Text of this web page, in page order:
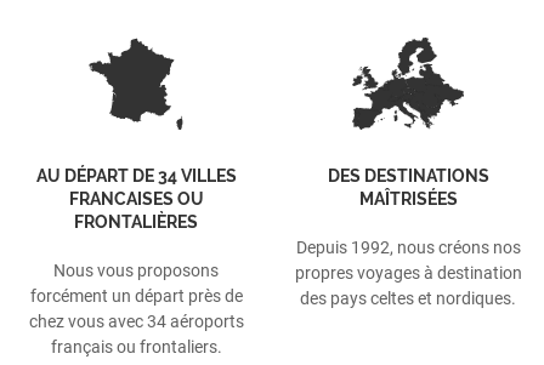
AU DÉPART DE 34 VILLES
FRANCAISES OU
FRONTALIÈRES
Nous vous proposons
forcément un départ près de
chez vous avec 34 aéroports
français ou frontaliers.
DES DESTINATIONS
MAÎTRISÉES
Depuis 1992, nous créons nos
propres voyages à destination
des pays celtes et nordiques.